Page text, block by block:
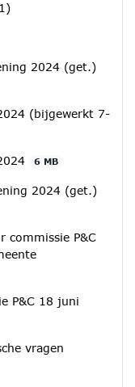
2024 (get.)
(bijgewerkt 7-
6 MB
2024 (get.)
commissie P&C
P&C 18 juni
vragen